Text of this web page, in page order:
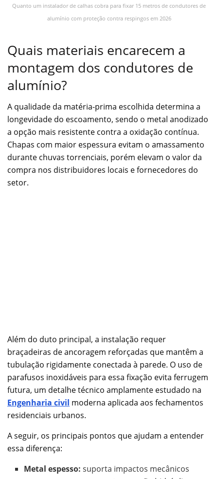
Quanto um instalador de calhas cobra para fixar 15 metros de condutores de
alumínio com proteção contra respingos em 2026
Quais materiais encarecem a
montagem dos condutores de
alumínio?
A qualidade da matéria-prima escolhida determina a
longevidade do escoamento, sendo o metal anodizado
a opção mais resistente contra a oxidação contínua.
Chapas com maior espessura evitam o amassamento
durante chuvas torrenciais, porém elevam o valor da
compra nos distribuidores locais e fornecedores do
setor.
Além do duto principal, a instalação requer
braçadeiras de ancoragem reforçadas que mantêm a
tubulação rigidamente conectada à parede. O uso de
parafusos inoxidáveis para essa fixação evita ferrugem
futura, um detalhe técnico amplamente estudado na
Engenharia civil moderna aplicada aos fechamentos
residenciais urbanos.
A seguir, os principais pontos que ajudam a entender
essa diferença:
Metal espesso: suporta impactos mecânicos